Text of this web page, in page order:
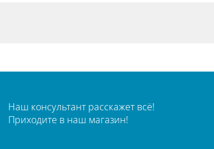
Наш консультант расскажет всё!
Приходите в наш магазин!